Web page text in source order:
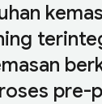
pre-